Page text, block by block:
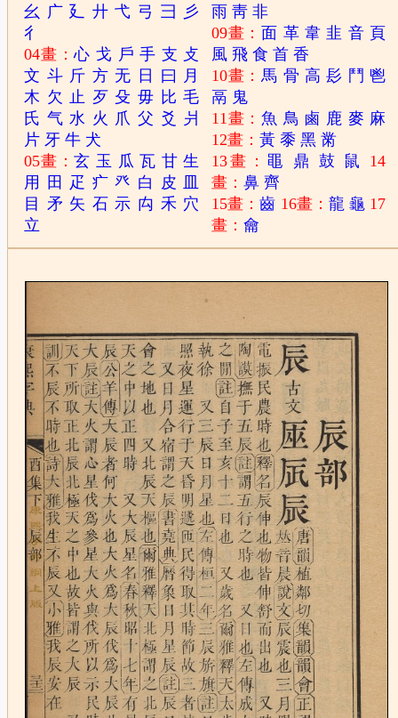
幺 广 廴 廾 弋 弓 彐
彡
彳
04畫：心 戈 戶 手 支 攴
文 斗 斤 方 无 日 曰 月
木 欠 止 歹 殳 毋 比 毛
氏 气 水 火 爪 父 爻 爿
片 牙 牛 犬
05畫：玄 玉 瓜 瓦 甘 生
用
田 疋 疒 癶 白 皮
目
矛 矢 石 示 禸 禾 穴
立
雨 靑 非
09畫： 面 革 韋 韭 音 頁
風 飛 食 首 香
10畫：馬 骨 高 髟 鬥 鬯
鬲 鬼
11畫：魚 鳥 鹵 鹿 麥 麻
12畫：黃 黍 黑 黹
13畫： 黽 鼎 鼓 鼠
14
畫：鼻 齊
15畫：齒 16畫： 龍 龜 17
畫：龠